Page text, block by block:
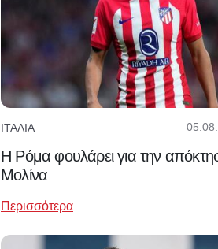
ΙΤΑΛΊΑ
Η Ρόμα φουλάρει για την
Μολίνα
Περισσότερα